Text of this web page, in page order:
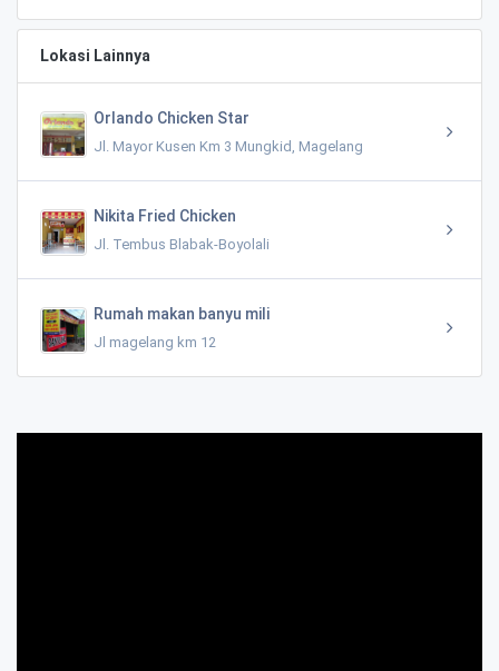
Lokasi Lainnya
Orlando Chicken Star
Jl. Mayor Kusen Km 3 Mungkid, Magelang
Nikita Fried Chicken
Jl. Tembus Blabak-Boyolali
Rumah makan banyu mili
Jl magelang km 12